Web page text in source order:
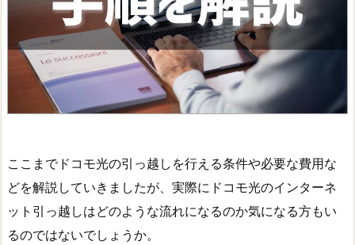
ここまでドコモ光の引っ越しを行える条件や必要な費用な
どを解説していきましたが、実際にドコモ光のインターネ
ット引っ越しはどのような流れになるのか気になる方もい
るのではないでしょうか。